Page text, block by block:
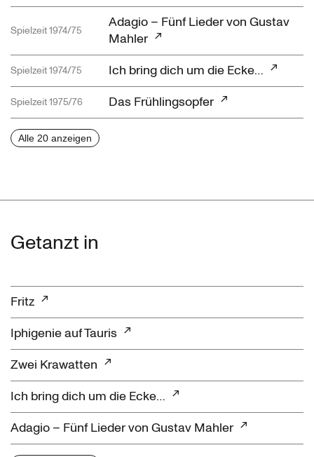
Spielzeit 1974/75
Adagio – Fünf Lieder von Gustav
Mahler
Spielzeit 1974/75 Ich bring dich um die Ecke…
Spielzeit 1975/76 Das Frühlingsopfer
Alle 20 anzeigen
Getanzt in
Fritz
Iphigenie auf Tauris
Zwei Krawatten
Ich bring dich um die Ecke…
Adagio – Fünf Lieder von Gustav Mahler